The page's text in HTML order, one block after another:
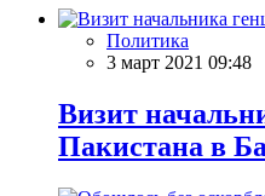
Политика
3 март 2021 09:48
Визит
Пакистана в